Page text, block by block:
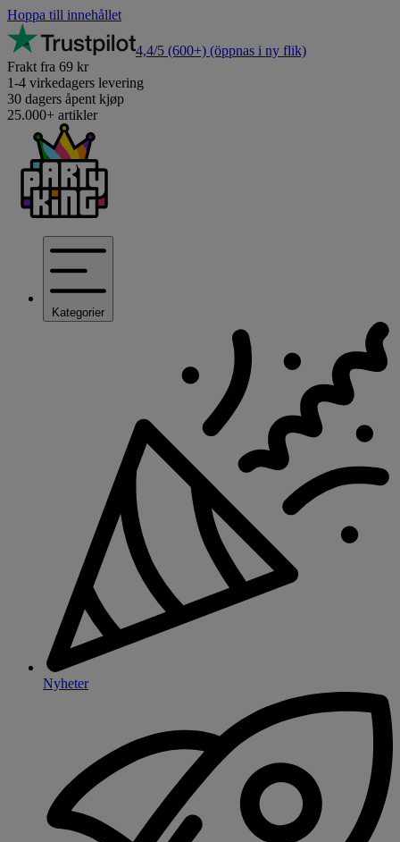
Hoppa till innehållet
4,4/5 (600+) (öppnas i ny flik)
Frakt fra 69 kr
1-4 virkedagers levering
30 dagers åpent kjøp
25.000+ artikler
Kategorier
Nyheter